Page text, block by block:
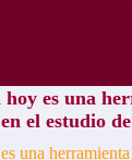
es una
el estudio